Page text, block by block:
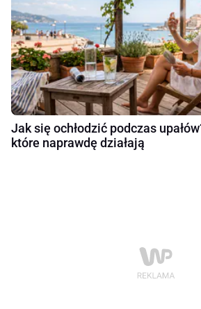
Jak się ochłodzić podczas
które naprawdę działają